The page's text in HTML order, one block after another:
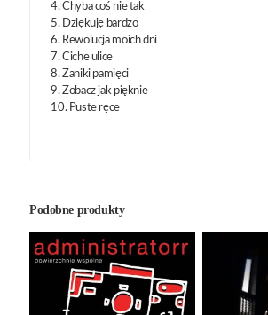
4. Chyba coś nie tak
5. Dziękuję bardzo
6. Rewolucja moich dni
7. Ciche ulice
8. Zaniki pamięci
9. Zobacz jak pięknie
10. Puste ręce
Podobne produkty